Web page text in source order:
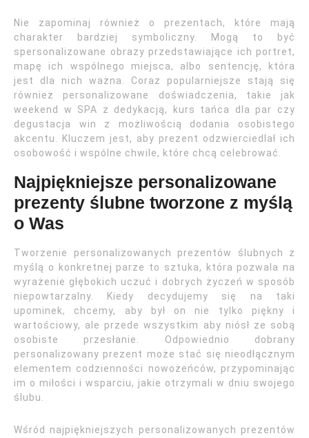
Nie zapominaj również o prezentach, które mają
charakter bardziej symboliczny. Mogą to być
spersonalizowane obrazy przedstawiające ich portret,
mapę ich wspólnego miejsca, albo sentencję, która
jest dla nich ważna. Coraz popularniejsze stają się
również personalizowane doświadczenia, takie jak
weekend w SPA z dedykacją, kurs tańca dla par czy
degustacja win z możliwością dodania osobistego
akcentu. Kluczem jest, aby prezent odzwierciedlał ich
osobowość i wspólne chwile, które chcą celebrować.
Najpiękniejsze personalizowane
prezenty ślubne tworzone z myślą
o Was
Tworzenie personalizowanych prezentów ślubnych z
myślą o konkretnej parze to sztuka, która pozwala na
wyrażenie głębokich uczuć i dobrych życzeń w sposób
niepowtarzalny. Kiedy decydujemy się na taki
upominek, chcemy, aby był on nie tylko piękny i
wartościowy, ale przede wszystkim aby niósł ze sobą
osobiste przesłanie. Odpowiednio dobrany
personalizowany prezent może stać się nieodłącznym
elementem codzienności nowożeńców, przypominając
im o miłości i wsparciu, jakie otrzymali w dniu swojego
ślubu.
Wśród najpiękniejszych personalizowanych prezentów